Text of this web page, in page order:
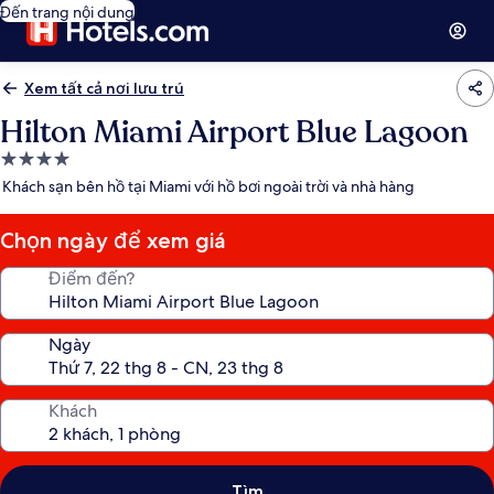
Đến trang nội dung
Xem tất cả nơi lưu trú
Hilton Miami Airport Blue Lagoon
Nơi
lưu
4.0
sao
Khách sạn bên hồ tại Miami với hồ bơi ngoài trời và nhà hàng
Chọn ngày để xem giá
Điểm đến?
Ngày
Khách